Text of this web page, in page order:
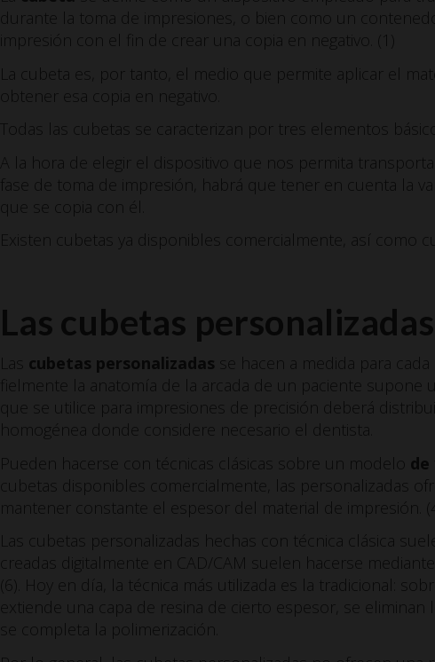
durante la toma de impresiones, o bien como un
impresión con el fin de crear una copia en negativo. (1)
La cubeta es, por tanto, el medio que permite aplicar el
obtener esa copia en negativo.
Todas las cubetas se caracterizan por tres elementos
A la hora de elegir el dispositivo que nos permita
fase de toma de impresión, habrá que tener en cuenta la
que se copia con él.
Existen cubetas ya disponibles comercialmente, así como
Las cubetas personalizadas
Las cubetas personalizadas se hacen a medida para
fielmente la anatomía de la arcada de un paciente supone
que se utilice para impresiones de precisión deberá
homogénea donde considere necesario el dentista.
Pueden hacerse con técnicas clásicas sobre un modelo de
cubetas disponibles comercialmente, las personalizadas
mantener constante el espesor del material de impresión.
Las cubetas personalizadas hechas con técnica clásica
creadas digitalmente en CAD/CAM suelen hacerse mediante
(6). Hoy en día, la técnica más utilizada es la tradicional:
extiende una capa de resina de cierto espesor, se eliminan
se completa la polimerización.